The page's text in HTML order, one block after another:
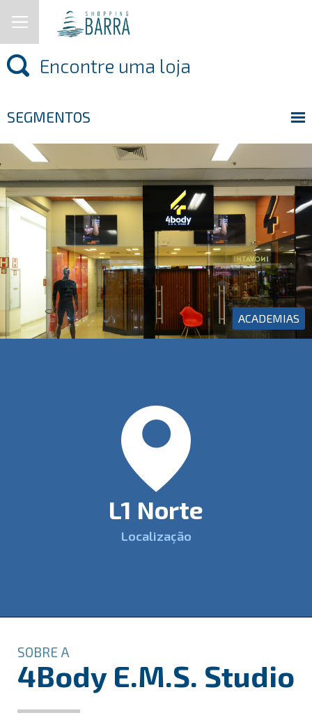
SEGMENTOS
ACADEMIAS
L1 Norte
Localização
SOBRE A
4Body E.M.S. Studio